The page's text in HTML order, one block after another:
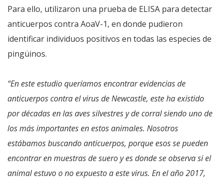
Para ello, utilizaron una prueba de ELISA para detectar
anticuerpos contra AoaV-1, en donde pudieron
identificar individuos positivos en todas las especies de
pingüinos.
“En este estudio queríamos encontrar evidencias de
anticuerpos contra el virus de Newcastle, este ha existido
por décadas en las aves silvestres y de corral siendo uno de
los más importantes en estos animales. Nosotros
estábamos buscando anticuerpos, porque esos se pueden
encontrar en muestras de suero y es donde se observa si el
animal estuvo o no expuesto a este virus. En el año 2017,